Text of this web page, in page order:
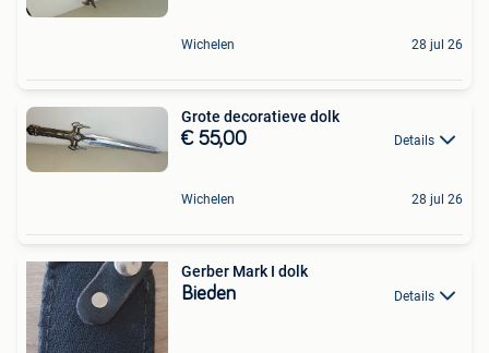
Wichelen 28 jul 26
Grote decoratieve dolk
€ 55,00 Details
Wichelen 28 jul 26
Gerber Mark I dolk
Bieden Details